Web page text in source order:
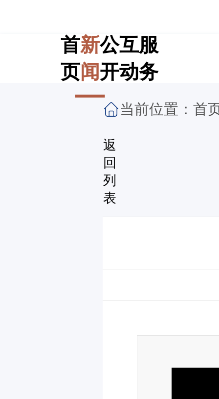
首
页
新
闻
公
开
互
动
服
务
当前位置： 首
返
回
列
表